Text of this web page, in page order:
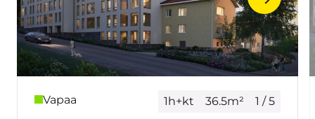
Vapaa 1h+kt 36.5m² 1 / 5